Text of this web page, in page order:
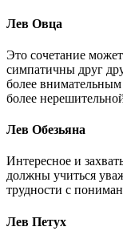
Лев Овца
Это сочетание
симпатичны друг
более
более
Лев Обезьяна
Интересное и
должны учиться
трудности с
Лев Петух